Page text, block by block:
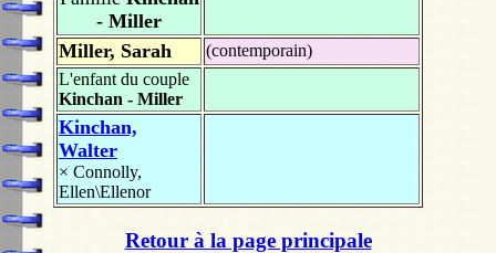
- Miller
Miller, Sarah
(contemporain)
L'enfant du couple
Kinchan - Miller
Kinchan,
Walter
× Connolly,
Ellen\Ellenor
Retour à la page principale